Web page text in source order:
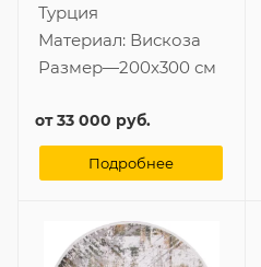
Турция
Материал: Вискоза
Размер—200x300 см
от33 000 руб.
Подробнее